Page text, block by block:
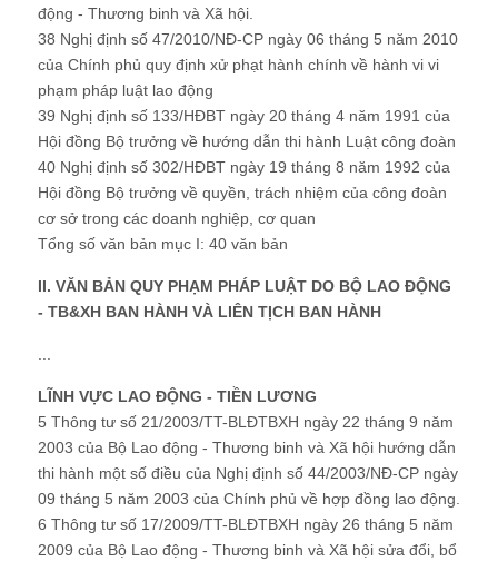
động - Thương binh và Xã hội.
38 Nghị định số 47/2010/NĐ-CP ngày 06 tháng 5 năm 2010
của Chính phủ quy định xử phạt hành chính về hành vi vi
phạm pháp luật lao động
39 Nghị định số 133/HĐBT ngày 20 tháng 4 năm 1991 của
Hội đồng Bộ trưởng về hướng dẫn thi hành Luật công đoàn
40 Nghị định số 302/HĐBT ngày 19 tháng 8 năm 1992 của
Hội đồng Bộ trưởng về quyền, trách nhiệm của công đoàn
cơ sở trong các doanh nghiệp, cơ quan
Tổng số văn bản mục I: 40 văn bản
II. VĂN BẢN QUY PHẠM PHÁP LUẬT DO BỘ LAO ĐỘNG
- TB&XH BAN HÀNH VÀ LIÊN TỊCH BAN HÀNH
LĨNH VỰC LAO ĐỘNG - TIỀN LƯƠNG
5 Thông tư số 21/2003/TT-BLĐTBXH ngày 22 tháng 9 năm
2003 của Bộ Lao động - Thương binh và Xã hội hướng dẫn
thi hành một số điều của Nghị định số 44/2003/NĐ-CP ngày
09 tháng 5 năm 2003 của Chính phủ về hợp đồng lao động.
6 Thông tư số 17/2009/TT-BLĐTBXH ngày 26 tháng 5 năm
2009 của Bộ Lao động - Thương binh và Xã hội sửa đổi, bổ